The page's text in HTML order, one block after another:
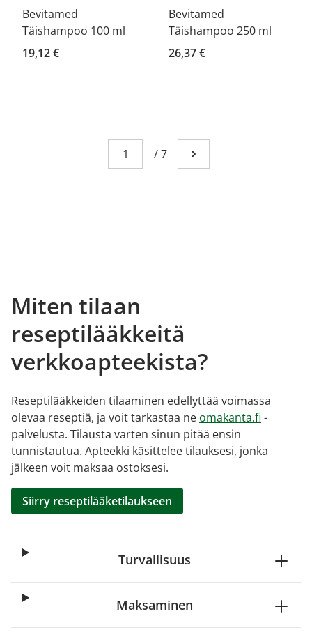
Bevitamed
Täishampoo 100 ml
19,12 €
Bevitamed
Täishampoo 250 ml
26,37 €
Sivu
You're currently reading page 1
/7 Mene seuraavalle
Miten tilaan
reseptilääkkeitä
verkkoapteekista?
Reseptilääkkeiden tilaaminen edellyttää voimassa
olevaa reseptiä, ja voit tarkastaa ne omakanta.fi -
palvelusta. Tilausta varten sinun pitää ensin
tunnistautua. Apteekki käsittelee tilauksesi, jonka
jälkeen voit maksaa ostoksesi.
Siirry reseptilääketilaukseen
Turvallisuus
Maksaminen